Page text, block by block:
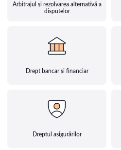
Arbitrajul și rezolvarea alternativă a
disputelor
Drept bancar și financiar
Dreptul asigurărilor